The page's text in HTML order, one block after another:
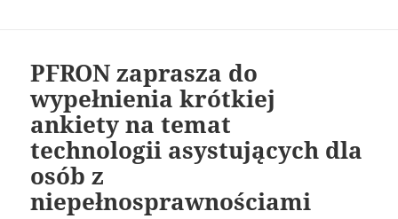
PFRON zaprasza do
wypełnienia krótkiej
ankiety na temat
technologii asystujących dla
osób z
niepełnosprawnościami